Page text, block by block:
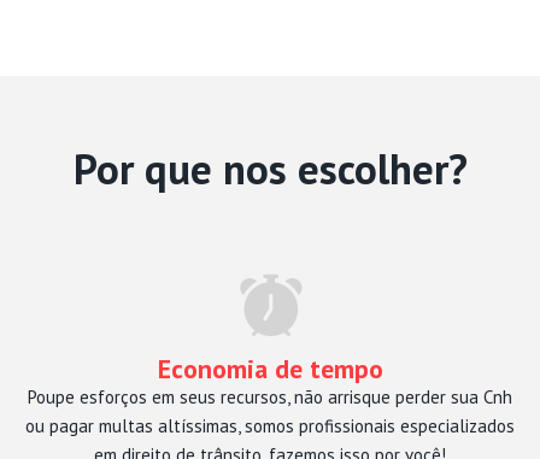
Por que nos escolher?
Economia de tempo
Poupe esforços em seus recursos, não arrisque perder sua Cnh
ou pagar multas altíssimas, somos profissionais especializados